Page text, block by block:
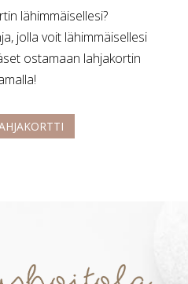
lähimmäisellesi?
jolla voit lähimmäisellesi
ostamaan lahjakortin